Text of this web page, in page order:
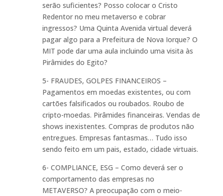
serão suficientes? Posso colocar o Cristo
Redentor no meu metaverso e cobrar
ingressos? Uma Quinta Avenida virtual deverá
pagar algo para a Prefeitura de Nova Iorque? O
MIT pode dar uma aula incluindo uma visita às
Pirâmides do Egito?
5- FRAUDES, GOLPES FINANCEIROS –
Pagamentos em moedas existentes, ou com
cartões falsificados ou roubados. Roubo de
cripto-moedas. Pirâmides financeiras. Vendas de
shows inexistentes. Compras de produtos não
entregues. Empresas fantasmas… Tudo isso
sendo feito em um pais, estado, cidade virtuais.
6- COMPLIANCE, ESG – Como deverá ser o
comportamento das empresas no
METAVERSO? A preocupação com o meio-